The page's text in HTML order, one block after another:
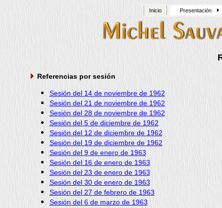
Inicio Presentación
Referencias por sesión
Sesión del 14 de noviembre de 1962
Sesión del 21 de noviembre de 1962
Sesión del 28 de noviembre de 1962
Sesión del 5 de diciembre de 1962
Sesión del 12 de diciembre de 1962
Sesión del 19 de diciembre de 1962
Sesión del 9 de enero de 1963
Sesión del 16 de enero de 1963
Sesión del 23 de enero de 1963
Sesión del 30 de enero de 1963
Sesión del 27 de febrero de 1963
Sesión del 6 de marzo de 1963